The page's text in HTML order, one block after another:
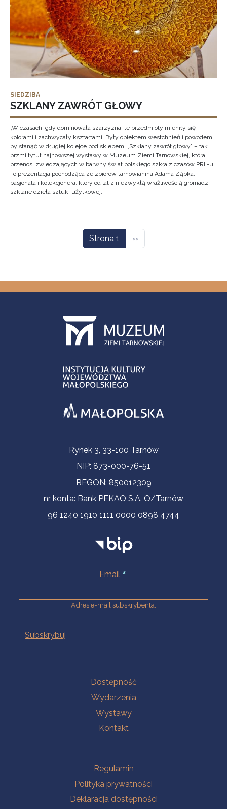
SIEDZIBA
SZKLANY ZAWRÓT GŁOWY
„W czasach, gdy dominowała szarzyzna, te przedmioty mieniły się
kolorami i zachwycały kształtami. Były obiektem westchnień i powodem,
by stanąć w długiej kolejce pod sklepem. „Szklany zawrót głowy” – tak
brzmi tytuł najnowszej wystawy w Muzeum Ziemi Tarnowskiej, która
przenosi zwiedzających w barwny świat polskiego szkła z czasów PRL-u.
To prezentacja pochodząca ze zbiorów tarnowianina Adama Ząbka,
pasjonata i kolekcjonera, który od lat z niezwykłą wrażliwością gromadzi
szklane dzieła sztuki użytkowej.
Strona 1 Następna strona
››
Informacje kontaktoweRynek 3, 33-100 Tarnów
NIP: 873-000-76-51
REGON: 850012309
nr konta: Bank PEKAO S.A. O/Tarnów
96 1240 1910 1111 0000 0898 4744
Email
Adres e-mail subskrybenta.
Dostępność
Wydarzenia
Wystawy
Kontakt
Regulamin
Polityka prywatności
Deklaracja dostępności